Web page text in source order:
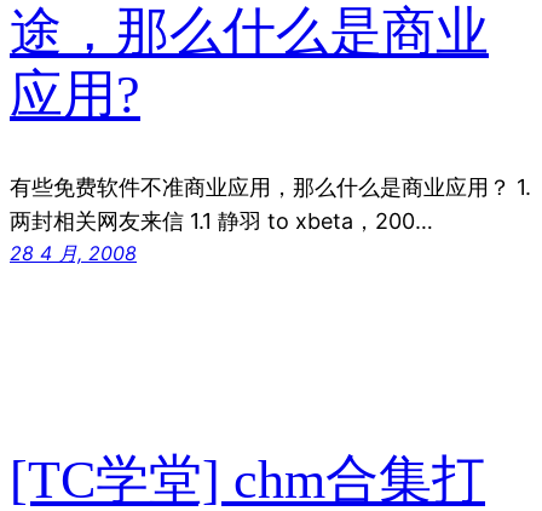
途，那么什么是商业
应用?
有些免费软件不准商业应用，那么什么是商业应用？ 1.
两封相关网友来信 1.1 静羽 to xbeta，200…
28 4 月, 2008
[TC学堂] chm合集打